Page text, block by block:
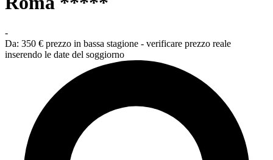
-
Da: 350 € prezzo in bassa stagione - verificare prezzo reale
inserendo le date del soggiorno